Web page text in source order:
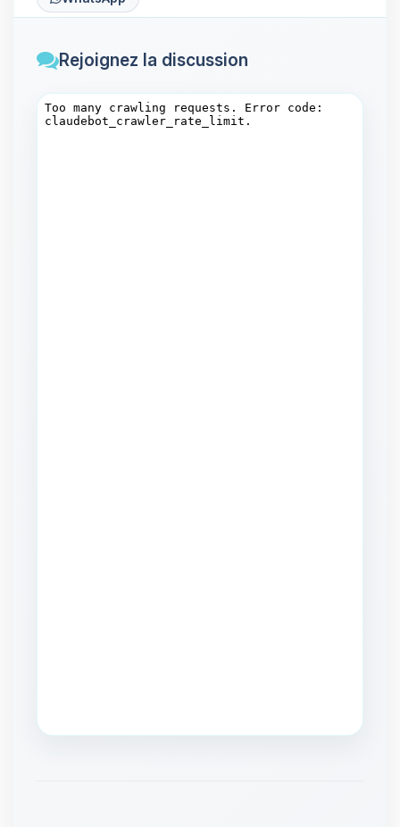
Rejoignez la discussion